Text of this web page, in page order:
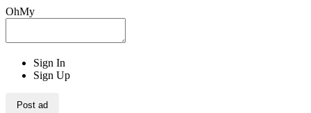
OhMy
Sign In
Sign Up
Post ad